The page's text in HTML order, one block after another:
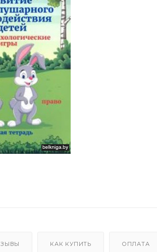
КАК КУПИТЬ ОПЛАТА